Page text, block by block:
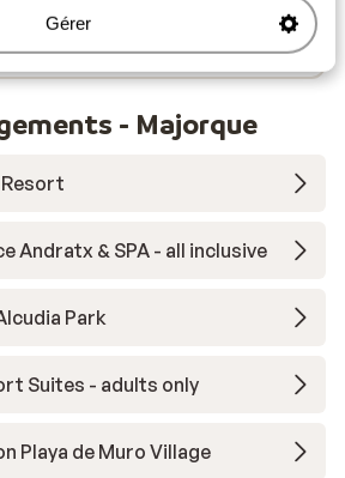
Gérerla plus proche environ 200
- Majorque
Andratx & SPA - all inclusive
Park
Suites - adults only
Playa de Muro Village